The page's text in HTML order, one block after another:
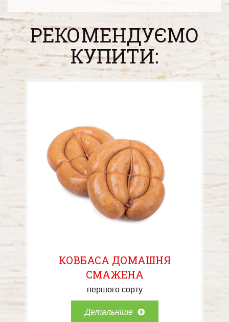
РЕКОМЕНДУЄМО
КУПИТИ:
КОВБАСА ДОМАШНЯ
СМАЖЕНА
першого сорту
Детальніше